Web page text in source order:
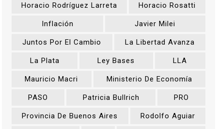
Horacio Rodríguez Larreta Horacio Rosatti
Inflación Javier Milei
Juntos Por El Cambio La Libertad Avanza
La Plata Ley Bases LLA
Mauricio Macri Ministerio De Economía
PASO Patricia Bullrich PRO
Provincia De Buenos Aires Rodolfo Aguiar